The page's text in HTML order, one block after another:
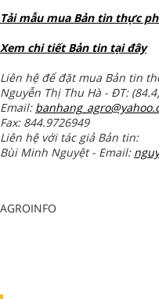
Tải mẫu mua Bản tin thực
Xem chi tiết Bản tin tại đây
Liên hệ để đặt mua Bản tin
Nguyễn Thị Thu Hà - ĐT:
Email:
Fax: 844.9726949
Liên hệ với tác giả Bản tin:
Bùi Minh Nguyệt - Email:
AGROINFO